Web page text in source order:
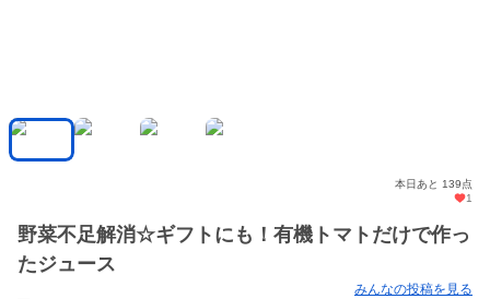
本日あと 139点
1
野菜不足解消☆ギフトにも！有機トマトだけで作っ
たジュース
みんなの投稿を見る